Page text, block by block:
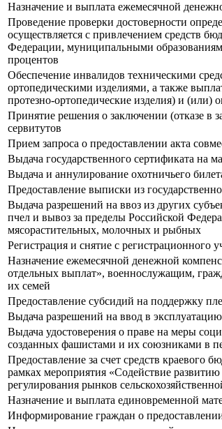
Назначение и выплата ежемесячной
Проведение проверки достоверности
осуществляется с привлечением средств
Федерации, муниципальными
процентов
Обеспечение инвалидов техническими
ортопедическими изделиями, а также
протезно-ортопедические изделия) и (или)
Принятие решения о заключении (отказе в
сервитутов
Прием запроса о предоставлении акта
Выдача государственного сертификата на
Выдача и аннулирование охотничьего
Предоставление выписки из
Выдача разрешений на ввоз из других
пчел и вывоз за пределы Российской
мясорастительных, молочных и рыбных
Регистрация и снятие с регистрационного
Назначение ежемесячной денежной
отдельных выплат», военнослужащим,
их семей
Предоставление субсидий на поддержку
Выдача разрешений на ввод в
Выдача удостоверения о праве на меры
созданных фашистами и их союзниками в
Предоставление за счет средств краевого
рамках мероприятия «Содействие
регулирования рынков
Назначение и выплата единовременной
Информирование граждан о